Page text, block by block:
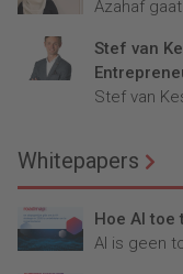
Azahaf
Stef van
Stef van
Whitepapers
Hoe AI
AI is geen